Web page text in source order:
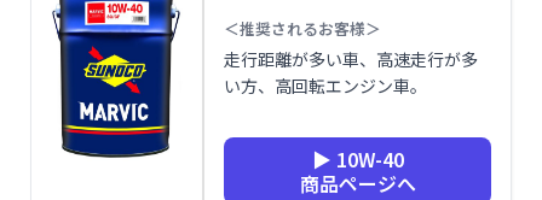
＜推奨されるお客様＞
走行距離が多い車、高速走行が多
い方、高回転エンジン車。
▶ 10W-40
商品ページへ